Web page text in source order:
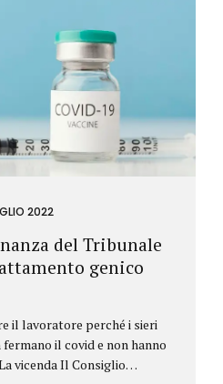
gli speculatori cercano...
2022
del Tribunale
genico
il lavoratore perché i sieri
il covid e non hanno
vicenda Il Consiglio